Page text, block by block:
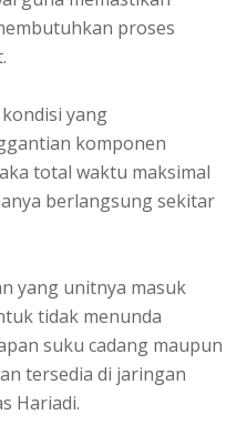
proses
yang
komponen
total waktu maksimal
berlangsung sekitar
yang unitnya masuk
tidak menunda
suku cadang maupun
tersedia di jaringan
Hariadi.